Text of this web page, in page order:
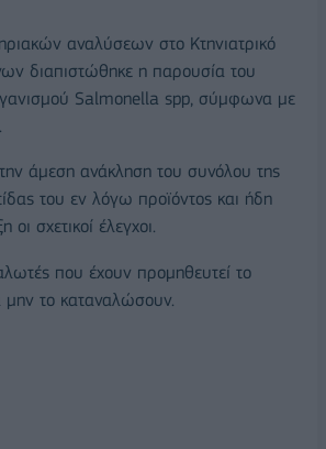
αναλύσεων στο Κτηνιατρικό
διαπιστώθηκε η παρουσία του
Salmonella spp, σύμφωνα με
άμεση ανάκληση του συνόλου της
του εν λόγω προϊόντος και ήδη
οι σχετικοί έλεγχοι.
που έχουν προμηθευτεί το
το καταναλώσουν.